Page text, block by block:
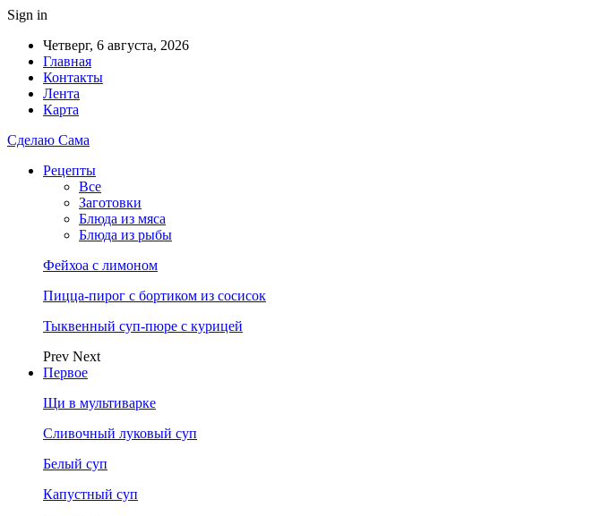
Sign in
Четверг, 6 августа, 2026
Главная
Контакты
Лента
Карта
Сделаю Сама
Рецепты
Все
Заготовки
Блюда из мяса
Блюда из рыбы
Фейхоа с лимоном
Пицца-пирог с бортиком из сосисок
Тыквенный суп-пюре с курицей
Prev Next
Первое
Щи в мультиварке
Сливочный луковый суп
Белый суп
Капустный суп